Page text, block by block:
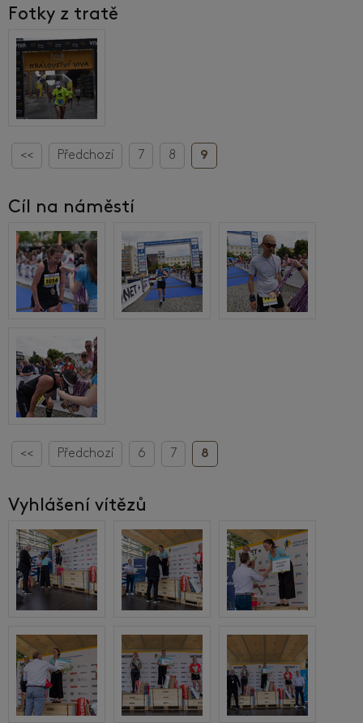
Fotky z tratě
<< Předchozí 7 8 9
Cíl na náměstí
<< Předchozí 6 7 8
Vyhlášení vítězů